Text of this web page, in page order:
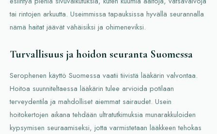
tai rintojen arkuutta. Useimmissa tapauksissa hyvällä seurannalla
nämä haitat jäävät vähäisiksi ja ohimeneviksi.
Turvallisuus ja hoidon seuranta Suomessa
Serophenen käyttö Suomessa vaatii tiivistä lääkärin valvontaa.
Hoitoa suunniteltaessa lääkärin tulee arvioida potilaan
terveydentila ja mahdolliset aiemmat sairaudet. Usein
hoitokertojen aikana tehdään ultratutkimuksia munarakkuloiden
kypsymisen seuraamiseksi, jotta varmistetaan lääkkeen tehokas